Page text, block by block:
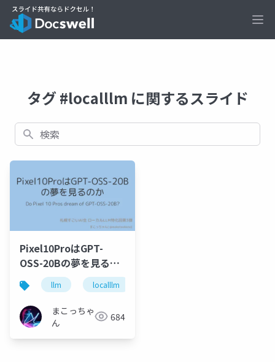
タグ #localllm に関するスライド
検索
Pixel10ProはGPT-
OSS-20Bの夢を見るの
か
llm localllm
まこっちゃ
ん
684